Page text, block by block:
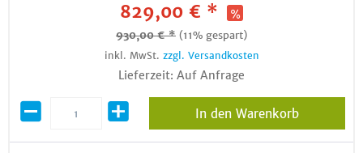
829,00 € *
930,00 € * (11% gespart)
inkl. MwSt. zzgl. Versandkosten
Lieferzeit: Auf Anfrage
In den Warenkorb